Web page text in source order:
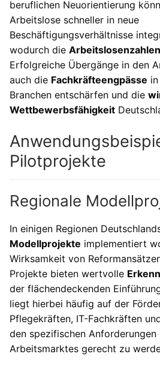
beruflichen Neuorientierung
Arbeitslose schneller in neue
Beschäftigungsverhältnisse
wodurch die Arbeitslosenzahlen
Erfolgreiche Übergänge in den
auch die Fachkräfteengpässe
Branchen entschärfen und die
Wettbewerbsfähigkeit
Pilotprojekte
Regionale
In einigen Regionen
Modellprojekte implementiert
Wirksamkeit von
Projekte bieten wertvolle
der flächendeckenden
liegt hierbei häufig auf der
Pflegekräften, IT-Fachkräften
den spezifischen Anforderungen
Arbeitsmarktes gerecht zu